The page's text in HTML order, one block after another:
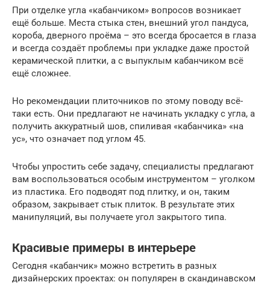
При отделке угла «кабанчиком» вопросов возникает
ещё больше. Места стыка стен, внешний угол пандуса,
короба, дверного проёма – это всегда бросается в глаза
и всегда создаёт проблемы при укладке даже простой
керамической плитки, а с выпуклым кабанчиком всё
ещё сложнее.
Но рекомендации плиточников по этому поводу всё-
таки есть. Они предлагают не начинать укладку с угла, а
получить аккуратный шов, спиливая «кабанчика» «на
ус», что означает под углом 45.
Чтобы упростить себе задачу, специалисты предлагают
вам воспользоваться особым инструментом – уголком
из пластика. Его подводят под плитку, и он, таким
образом, закрывает стык плиток. В результате этих
манипуляций, вы получаете угол закрытого типа.
Красивые примеры в интерьере
Сегодня «кабанчик» можно встретить в разных
дизайнерских проектах: он популярен в скандинавском